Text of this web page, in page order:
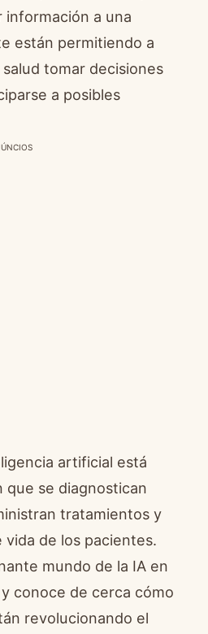
información a una
están permitiendo a
tomar decisiones
a posibles
artificial está
que se diagnostican
tratamientos y
vida de los pacientes.
mundo de la IA en
conoce de cerca cómo
revolucionando el